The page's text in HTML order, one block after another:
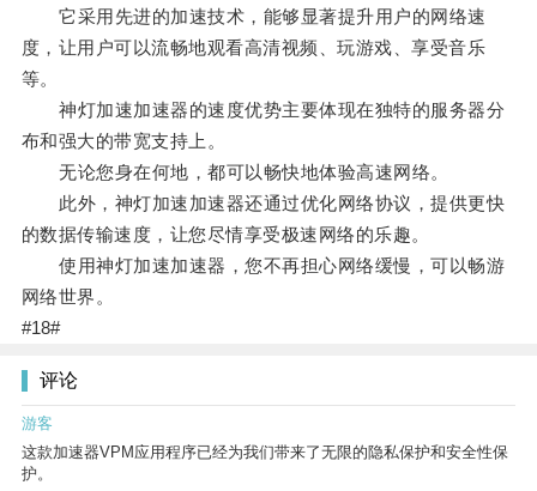
它采用先进的加速技术，能够显著提升用户的网络速
度，让用户可以流畅地观看高清视频、玩游戏、享受音乐
等。
神灯加速加速器的速度优势主要体现在独特的服务器分
布和强大的带宽支持上。
无论您身在何地，都可以畅快地体验高速网络。
此外，神灯加速加速器还通过优化网络协议，提供更快
的数据传输速度，让您尽情享受极速网络的乐趣。
使用神灯加速加速器，您不再担心网络缓慢，可以畅游
网络世界。
#18#
评论
游客
这款加速器VPM应用程序已经为我们带来了无限的隐私保护和安全性保
护。